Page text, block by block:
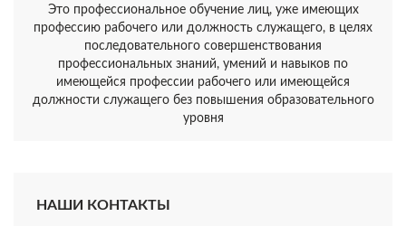
Это профессиональное обучение лиц, уже имеющих
профессию рабочего или должность служащего, в целях
последовательного совершенствования
профессиональных знаний, умений и навыков по
имеющейся профессии рабочего или имеющейся
должности служащего без повышения образовательного
уровня
НАШИ КОНТАКТЫ